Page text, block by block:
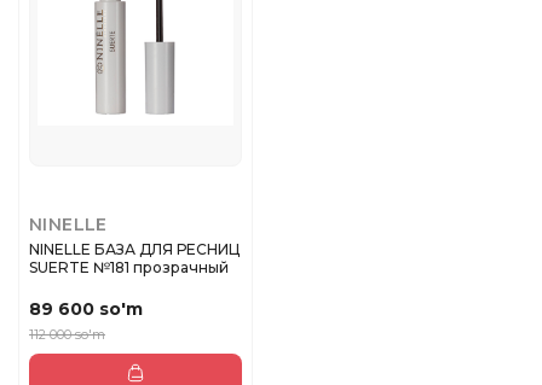
NINELLE
NINELLE БАЗА ДЛЯ РЕСНИЦ
SUERTE №181 прозрачный
89 600 so'm
112 000 so'm